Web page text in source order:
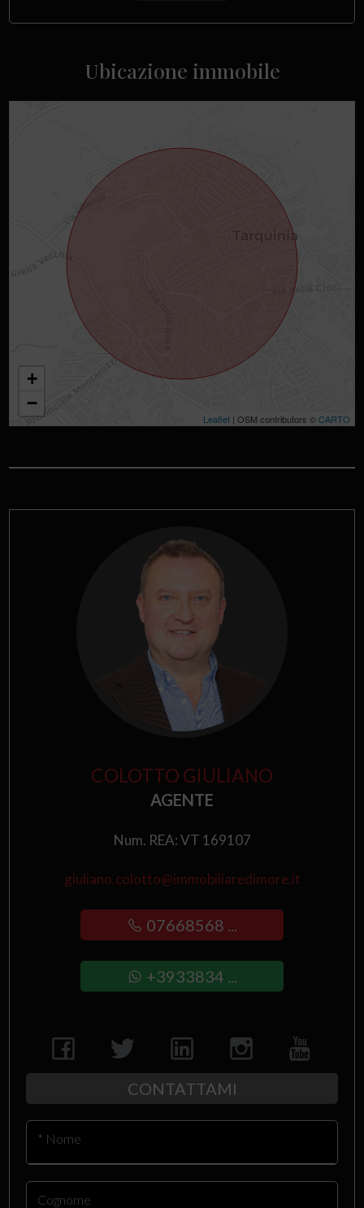
Ubicazione immobile
+
−
Leaflet| OSM contributors ©CARTO
COLOTTO GIULIANO
AGENTE
Num. REA: VT 169107
giuliano.colotto@immobiliaredimore.it
07668568 ...
+3933834 ...
CONTATTAMI
* Nome
Cognome